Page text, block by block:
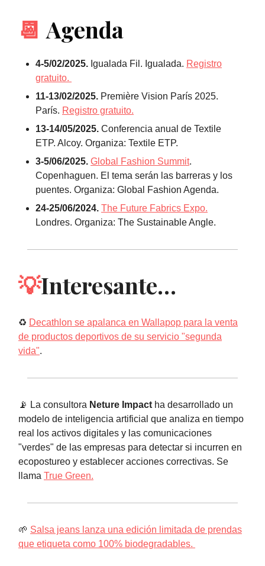
📆 Agenda
4-5/02/2025. Igualada Fil. Igualada. Registro
gratuito.
11-13/02/2025. Première Vision París 2025.
París. Registro gratuito.
13-14/05/2025. Conferencia anual de Textile
ETP. Alcoy. Organiza: Textile ETP.
3-5/06/2025. Global Fashion Summit.
Copenhaguen. El tema serán las barreras y los
puentes. Organiza: Global Fashion Agenda.
24-25/06/2024. The Future Fabrics Expo.
Londres. Organiza: The Sustainable Angle.
💡Interesante…
♻️ Decathlon se apalanca en Wallapop para la venta
de productos deportivos de su servicio "segunda
vida".
📡 La consultora Neture Impact ha desarrollado un
modelo de inteligencia artificial que analiza en tiempo
real los activos digitales y las comunicaciones
"verdes" de las empresas para detectar si incurren en
ecopostureo y establecer acciones correctivas. Se
llama True Green.
🌱 Salsa jeans lanza una edición limitada de prendas
que etiqueta como 100% biodegradables.